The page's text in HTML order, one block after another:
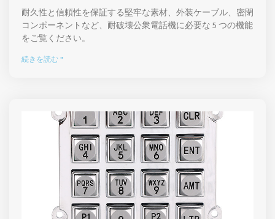
耐久性と信頼性を保証する堅牢な素材、外装ケーブル、密閉
コンポーネントなど、耐破壊公衆電話機に必要な 5 つの機能
をご覧ください。
続きを読む "